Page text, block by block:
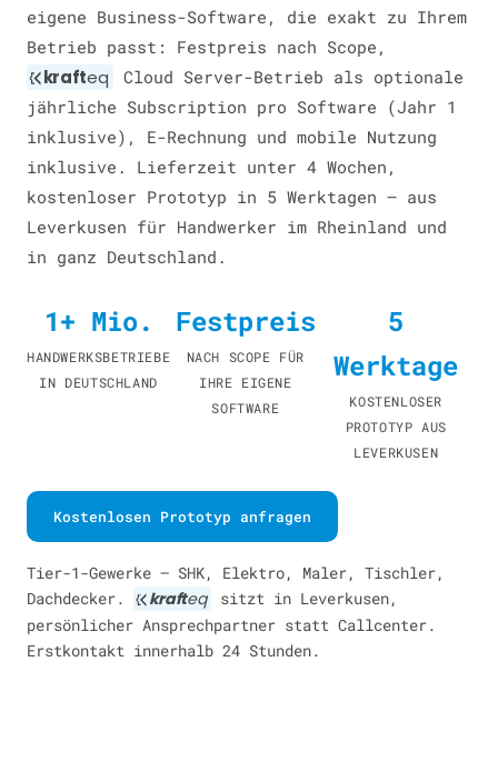
eigene Business-Software, die exakt zu Ihrem
Betrieb passt: Festpreis nach Scope,
krafteq
Cloud Server-Betrieb als optionale
jährliche Subscription pro Software (Jahr 1
inklusive), E-Rechnung und mobile Nutzung
inklusive. Lieferzeit unter 4 Wochen,
kostenloser Prototyp in 5 Werktagen — aus
Leverkusen für Handwerker im Rheinland und
in ganz Deutschland.
1+ Mio.
HANDWERKSBETRIEBE
IN DEUTSCHLAND
Festpreis
NACH SCOPE FÜR
IHRE EIGENE
SOFTWARE
5
Werktage
KOSTENLOSER
PROTOTYP AUS
LEVERKUSEN
Kostenlosen Prototyp anfragen
Tier-1-Gewerke — SHK, Elektro, Maler, Tischler,
Dachdecker.
krafteq
sitzt in Leverkusen,
persönlicher Ansprechpartner statt Callcenter.
Erstkontakt innerhalb 24 Stunden.